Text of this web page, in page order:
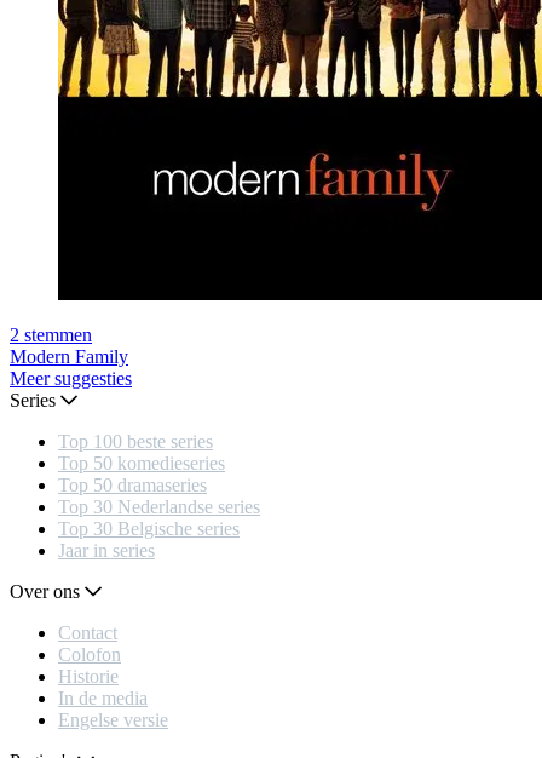
2 stemmen
Modern Family
Meer suggesties
Series
Top 100 beste series
Top 50 komedieseries
Top 50 dramaseries
Top 30 Nederlandse series
Top 30 Belgische series
Jaar in series
Over ons
Contact
Colofon
Historie
In de media
Engelse versie